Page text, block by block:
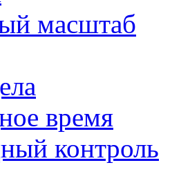
масштаб
время
контроль